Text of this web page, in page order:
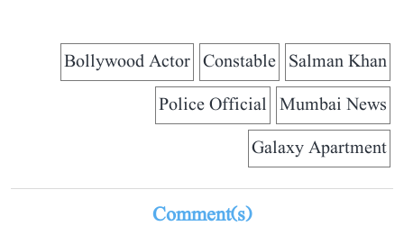
Salman Khan
Constable
Bollywood Actor
Mumbai News
Police Official
Galaxy Apartment
Comment(s)